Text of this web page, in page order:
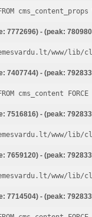
7772696) - (peak:
www/
7407744) - (peak:
7516816) - (peak:
zemesvardu.lt/www/
7659120) - (peak:
www/
7714504) - (peak: